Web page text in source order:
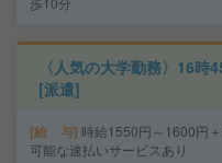
〈人気の大学勤務〉16
[派遣]
給 与 時給1550円～1600円
可能な速払いサービスあり